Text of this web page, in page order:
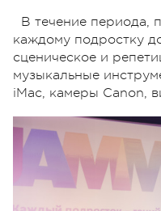
В течение периода,
каждому подростку
сценическое и
музыкальные
iMac, камеры Canon,